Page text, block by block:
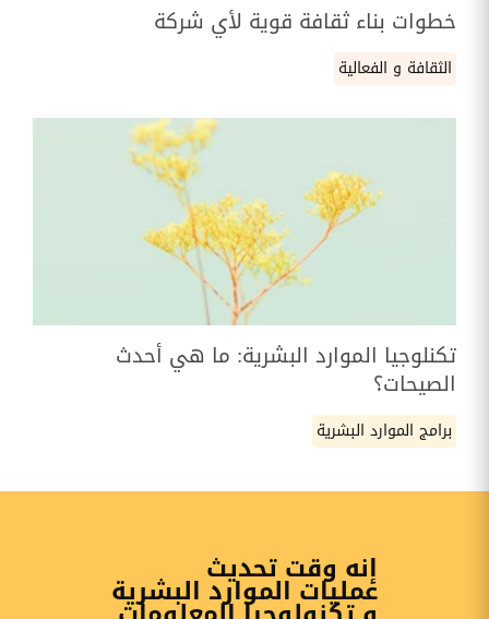
خطوات بناء ثقافة قوية لأي شركة
الثقافة و الفعالية
تكنلوجيا الموارد البشرية: ما هي أحدث
الصيحات؟
برامج الموارد البشرية
إنه وقت تحديث
عمليات الموارد البشرية